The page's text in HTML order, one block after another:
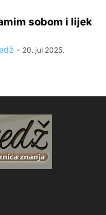
sobom i lijek
- 20. jul 2025.